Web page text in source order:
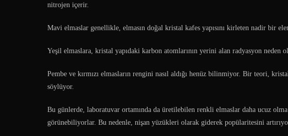
nitrojen içerir.
Mavi elmaslar genellikle, elmasın doğal kristal kafes yapısını kirleten nadir bir
Yeşil elmaslara, kristal yapıdaki karbon atomlarının yerini alan radyasyon neden
Pembe ve kırmızı elmasların rengini nasıl aldığı henüz bilinmiyor. Bir teori,
söylüyor.
Bu günlerde, laboratuvar ortamında da üretilebilen renkli elmaslar daha ucuz
görünebiliyorlar. Bu nedenle, nişan yüzükleri olarak giderek popülaritesini